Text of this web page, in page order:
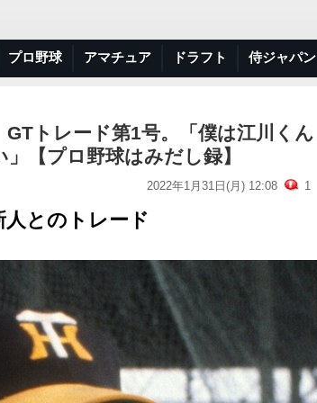
プロ野球 アマチュア ドラフト 侍ジャパン
トレード第1号。「僕は江川くん
【プロ野球はみだし録】
2022年1月31日(月) 12:08 1
とのトレード